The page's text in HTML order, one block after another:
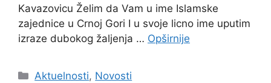
Kavazovicu Želim da Vam u ime Islamske
zajednice u Crnoj Gori I u svoje licno ime uputim
izraze dubokog žaljenja … Opširnije
Kategorije
Aktuelnosti, Novosti